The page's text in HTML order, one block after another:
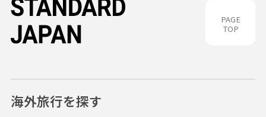
PAGE
TOP
海外旅行を探す